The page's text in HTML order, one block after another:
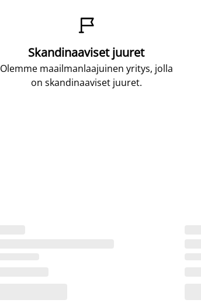

Skandinaaviset juuret
Olemme maailmanlaajuinen yritys, jolla
on skandinaaviset juuret.